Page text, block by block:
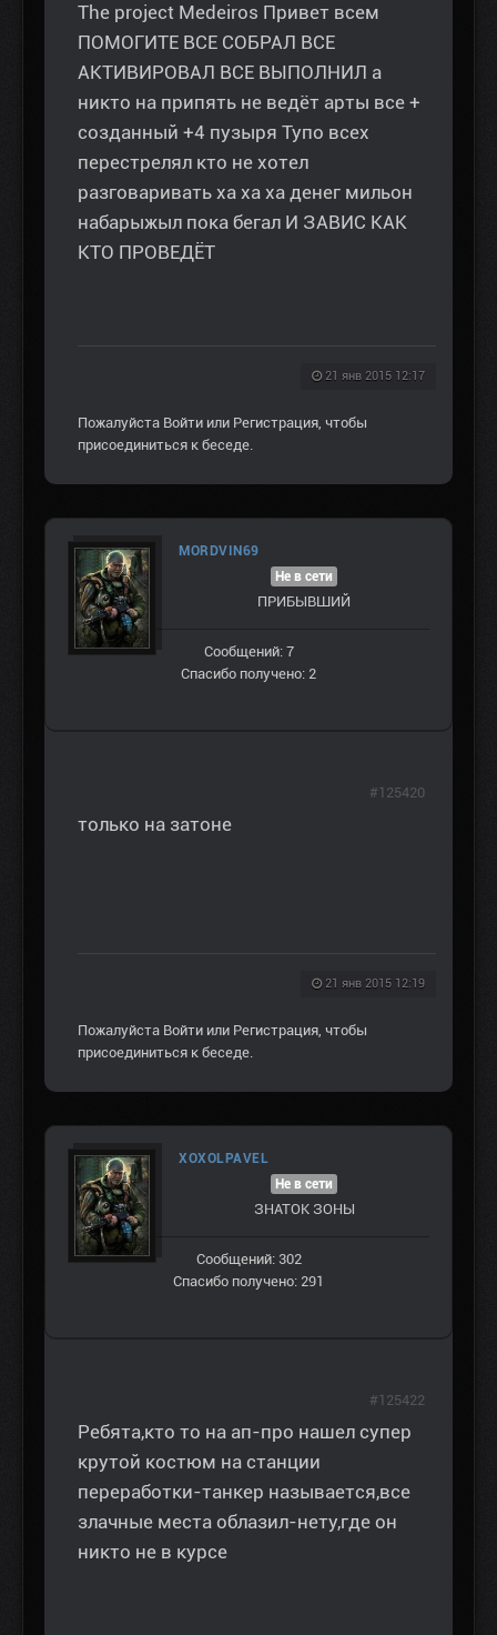
The project Medeiros Привет всем
ПОМОГИТЕ ВСЕ СОБРАЛ ВСЕ
АКТИВИРОВАЛ ВСЕ ВЫПОЛНИЛ а
никто на припять не ведёт арты все +
созданный +4 пузыря Тупо всех
перестрелял кто не хотел
разговаривать ха ха ха денег мильон
набарыжыл пока бегал И ЗАВИС КАК
КТО ПРОВЕДЁТ
21 янв 2015 12:17
Пожалуйста Войти или Регистрация, чтобы
присоединиться к беседе.
MORDVIN69
Не в сети
ПРИБЫВШИЙ
Сообщений: 7
Спасибо получено: 2
только на затоне
21 янв 2015 12:19
#125420
Пожалуйста Войти или Регистрация, чтобы
присоединиться к беседе.
XOXOLPAVEL
Не в сети
ЗНАТОК ЗОНЫ
Сообщений: 302
Спасибо получено: 291
Ребята,кто то на ап-про нашел супер
крутой костюм на станции
переработки-танкер называется,все
злачные места облазил-нету,где он
никто не в курсе
#125422